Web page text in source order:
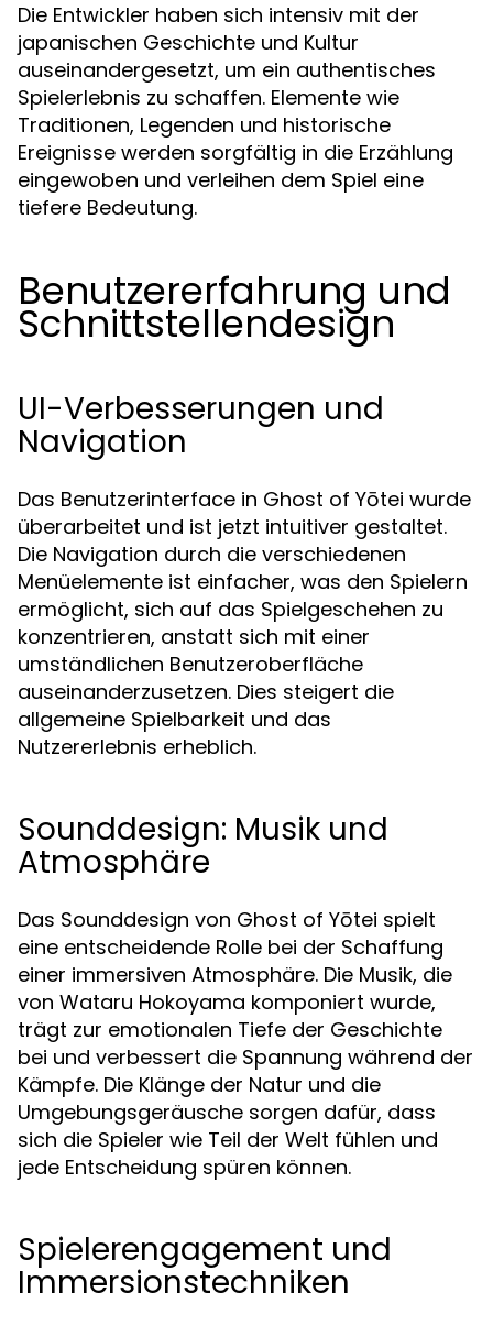
Die Entwickler haben sich intensiv mit der
japanischen Geschichte und Kultur
auseinandergesetzt, um ein authentisches
Spielerlebnis zu schaffen. Elemente wie
Traditionen, Legenden und historische
Ereignisse werden sorgfältig in die Erzählung
eingewoben und verleihen dem Spiel eine
tiefere Bedeutung.
Benutzererfahrung und
Schnittstellendesign
UI-Verbesserungen und
Navigation
Das Benutzerinterface in Ghost of Yōtei wurde
überarbeitet und ist jetzt intuitiver gestaltet.
Die Navigation durch die verschiedenen
Menüelemente ist einfacher, was den Spielern
ermöglicht, sich auf das Spielgeschehen zu
konzentrieren, anstatt sich mit einer
umständlichen Benutzeroberfläche
auseinanderzusetzen. Dies steigert die
allgemeine Spielbarkeit und das
Nutzererlebnis erheblich.
Sounddesign: Musik und
Atmosphäre
Das Sounddesign von Ghost of Yōtei spielt
eine entscheidende Rolle bei der Schaffung
einer immersiven Atmosphäre. Die Musik, die
von Wataru Hokoyama komponiert wurde,
trägt zur emotionalen Tiefe der Geschichte
bei und verbessert die Spannung während der
Kämpfe. Die Klänge der Natur und die
Umgebungsgeräusche sorgen dafür, dass
sich die Spieler wie Teil der Welt fühlen und
jede Entscheidung spüren können.
Spielerengagement und
Immersionstechniken